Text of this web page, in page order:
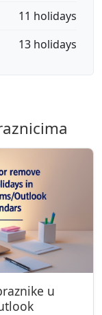
11 holidays
13 holidays
u